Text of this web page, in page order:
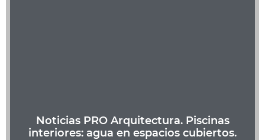
Noticias PRO Arquitectura. Piscinas
interiores: agua en espacios cubiertos.